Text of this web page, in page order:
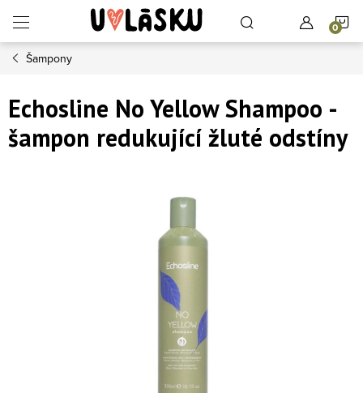
Šampony
Echosline No Yellow Shampoo -
šampon redukující žluté odstíny